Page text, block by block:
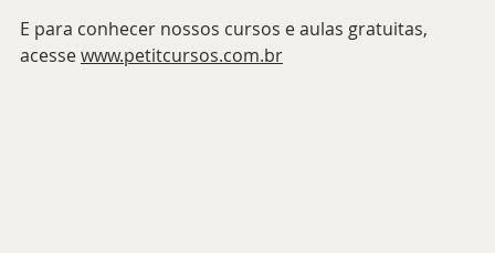
E para conhecer nossos cursos e aulas gratuitas,
acesse www.petitcursos.com.br